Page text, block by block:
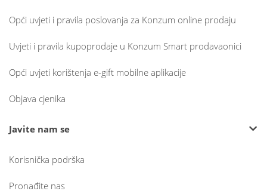
Opći uvjeti i pravila poslovanja za Konzum online prodaju
Uvjeti i pravila kupoprodaje u Konzum Smart prodavaonici
Opći uvjeti korištenja e-gift mobilne aplikacije
Objava cjenika
Javite nam se
Korisnička podrška
Pronađite nas